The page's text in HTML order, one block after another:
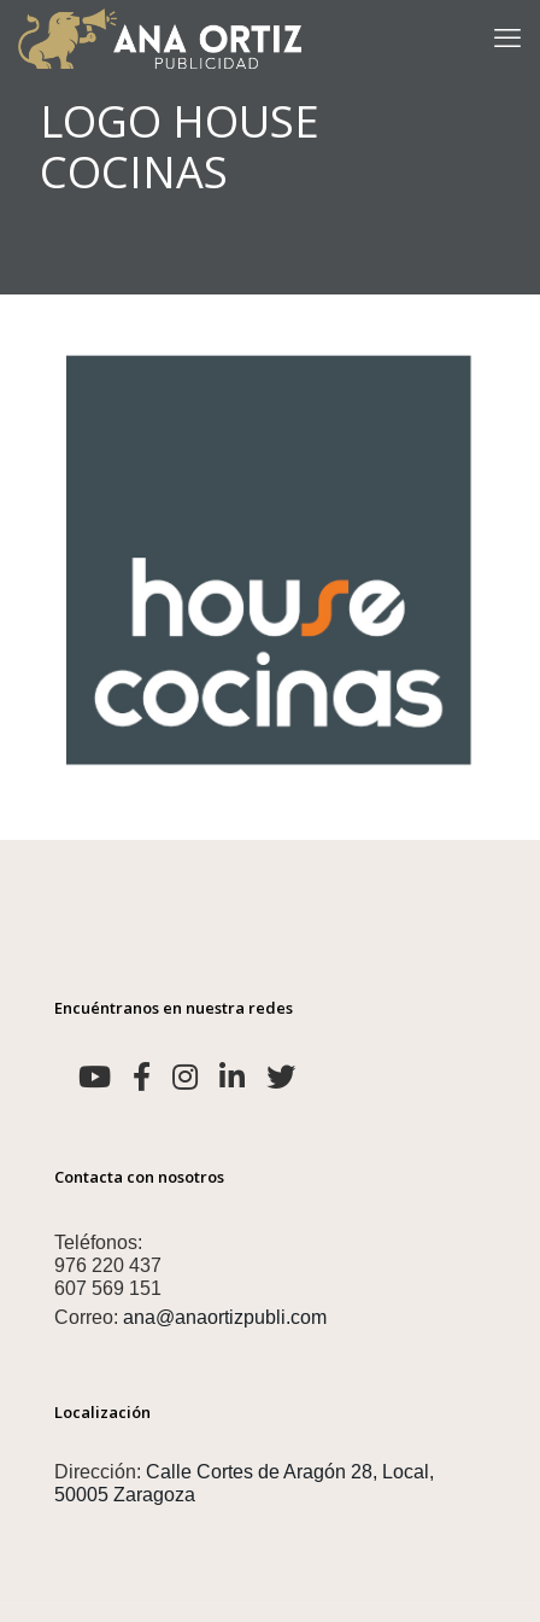
LOGO HOUSE
COCINAS
Encuéntranos en nuestra redes
Contacta con nosotros
Teléfonos:
976 220 437
607 569 151
Correo: ana@anaortizpubli.com
Localización
Dirección: Calle Cortes de Aragón 28, Local,
50005 Zaragoza